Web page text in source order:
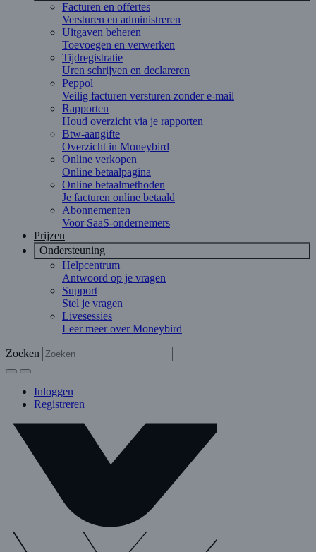
Facturen en offertes
Versturen en administreren
Uitgaven beheren
Toevoegen en verwerken
Tijdregistratie
Uren schrijven en declareren
Peppol
Veilig facturen versturen zonder e-mail
Rapporten
Houd overzicht via je rapporten
Btw-aangifte
Overzicht in Moneybird
Online verkopen
Online betaalpagina
Online betaalmethoden
Je facturen online betaald
Abonnementen
Voor SaaS-ondernemers
Prijzen
Ondersteuning
Helpcentrum
Antwoord op je vragen
Support
Stel je vragen
Livesessies
Leer meer over Moneybird
Zoeken
Inloggen
Registreren